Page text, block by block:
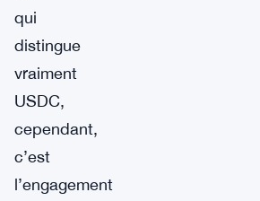
qui
distingue
vraiment
USDC,
cependant,
c’est
l’engagement